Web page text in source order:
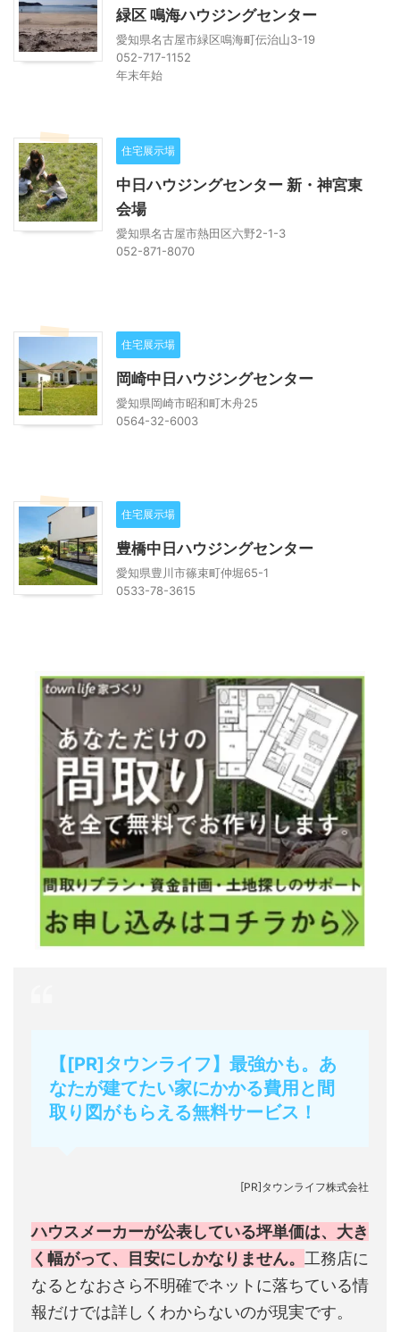
緑区 鳴海ハウジングセンター
愛知県名古屋市緑区鳴海町伝治山3-19
052-717-1152
年末年始
住宅展示場
中日ハウジングセンター 新・神宮東
会場
愛知県名古屋市熱田区六野2-1-3
052-871-8070
住宅展示場
岡崎中日ハウジングセンター
愛知県岡崎市昭和町木舟25
0564-32-6003
住宅展示場
豊橋中日ハウジングセンター
愛知県豊川市篠束町仲堀65-1
0533-78-3615
【[PR]タウンライフ】最強かも。あ
なたが建てたい家にかかる費用と間
取り図がもらえる無料サービス！
[PR]タウンライフ株式会社
ハウスメーカーが公表している坪単価は、大き
く幅がって、目安にしかなりません。 工務店に
なるとなおさら不明確でネットに落ちている情
報だけでは詳しくわからないのが現実です。